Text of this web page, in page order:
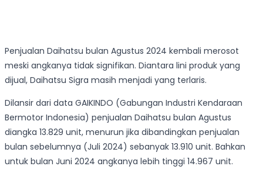
Penjualan Daihatsu bulan Agustus 2024 kembali merosot
meski angkanya tidak signifikan. Diantara lini produk yang
dijual, Daihatsu Sigra masih menjadi yang terlaris.
Dilansir dari data GAIKINDO (Gabungan Industri Kendaraan
Bermotor Indonesia) penjualan Daihatsu bulan Agustus
diangka 13.829 unit, menurun jika dibandingkan penjualan
bulan sebelumnya (Juli 2024) sebanyak 13.910 unit. Bahkan
untuk bulan Juni 2024 angkanya lebih tinggi 14.967 unit.